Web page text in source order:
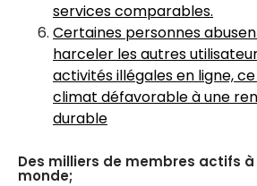
services comparables.
Certaines personnes
harceler les autres
activités illégales en ligne,
climat défavorable à une
durable
Des milliers de membres actifs
monde;